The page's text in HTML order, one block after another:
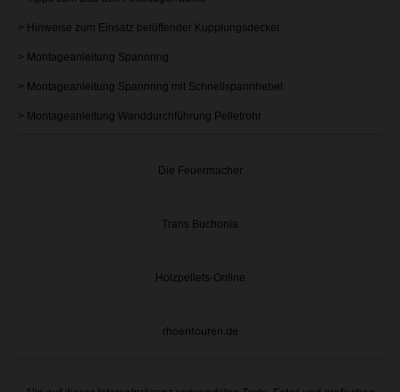
> Hinweise zum Einsatz belüftender Kupplungsdeckel
> Montageanleitung Spannring
> Montageanleitung Spannring mit Schnellspannhebel
> Montageanleitung Wanddurchführung Pelletrohr
Die Feuermacher
Trans Buchonia
Holzpellets-Online
rhoentouren.de